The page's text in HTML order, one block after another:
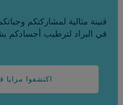
قنينة مثالية لمشاركتكم
في البراد لترطيب أجسادكم
اكتشفوا مزايا قنينة